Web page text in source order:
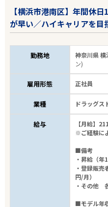
エリアで探す
横浜市港南区
【横浜市港南区】年間休
が早い／ハイキャリアを
勤務地 神奈川県
ン)
雇用形態 正社員
業種 ドラッグス
給与
【月給】
※ご経験に
■備考
・昇給（年
・登録販
円/月）
・その他
■モデル年